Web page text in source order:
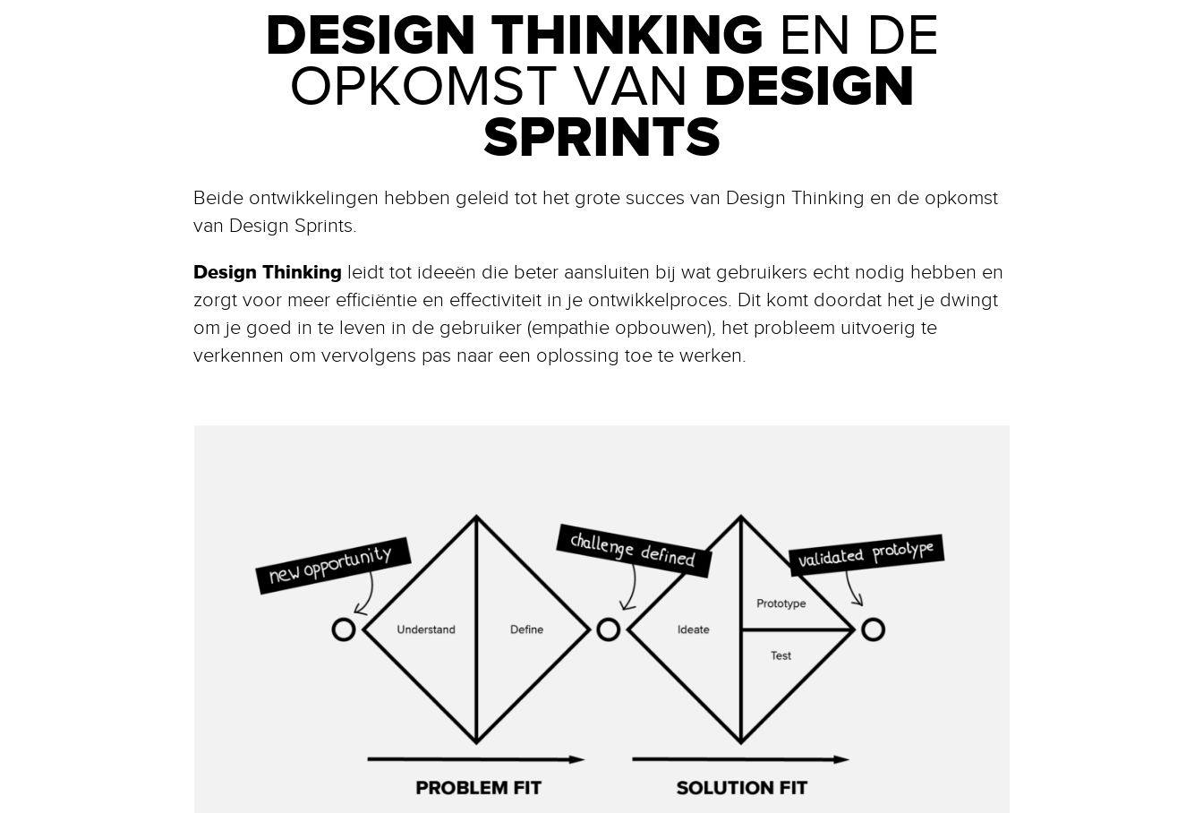
DESIGN THINKING EN DE
OPKOMST VAN DESIGN
SPRINTS
Beide ontwikkelingen hebben geleid tot het grote succes van Design Thinking en de opkomst
van Design Sprints.
Design Thinking leidt tot ideeën die beter aansluiten bij wat gebruikers echt nodig hebben en
zorgt voor meer efficiëntie en effectiviteit in je ontwikkelproces. Dit komt doordat het je dwingt
om je goed in te leven in de gebruiker (empathie opbouwen), het probleem uitvoerig te
verkennen om vervolgens pas naar een oplossing toe te werken.